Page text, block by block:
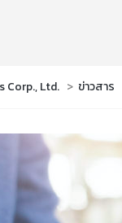
Corp., Ltd. > ข่าวสาร